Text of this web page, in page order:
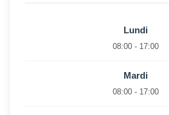
Lundi
08:00 - 17:00
Mardi
08:00 - 17:00